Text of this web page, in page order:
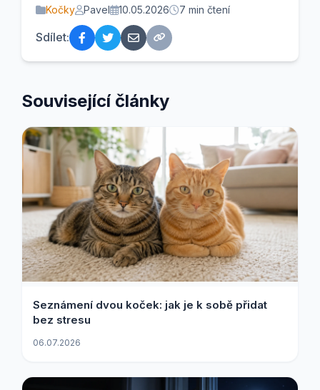
Kočky Pavel 10.05.2026 7 min čtení
Sdílet:
Související články
Seznámení dvou koček: jak je k sobě přidat
bez stresu
06.07.2026